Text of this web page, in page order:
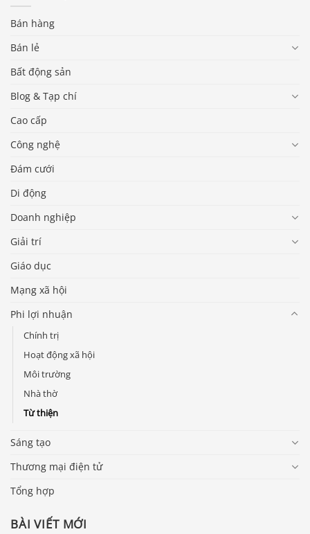
Bán hàng
Bán lẻ
Bất động sản
Blog & Tạp chí
Cao cấp
Công nghệ
Đám cưới
Di động
Doanh nghiệp
Giải trí
Giáo dục
Mạng xã hội
Phi lợi nhuận
Chính trị
Hoạt động xã hội
Môi trường
Nhà thờ
Từ thiện
Sáng tạo
Thương mại điện tử
Tổng hợp
BÀI VIẾT MỚI